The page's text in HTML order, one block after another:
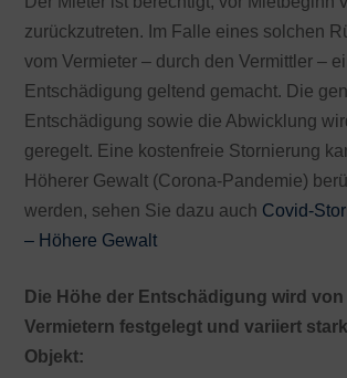
zurückzutreten. Im Falle eines solchen
vom Vermieter – durch den Vermittler –
Entschädigung geltend gemacht. Die
Entschädigung sowie die Abwicklung
geregelt. Eine kostenfreie Stornierung
Höherer Gewalt (Corona-Pandemie)
werden, sehen Sie dazu auch Covid-
– Höhere Gewalt
Die Höhe der Entschädigung wird
Vermietern festgelegt und variiert
Objekt: